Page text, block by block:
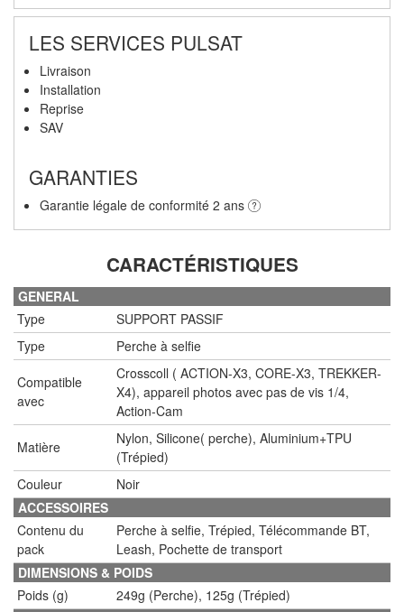
LES SERVICES PULSAT
Livraison
Installation
Reprise
SAV
GARANTIES
Garantie légale de conformité 2 ans
CARACTÉRISTIQUES
GENERAL
Type
SUPPORT PASSIF
Type
Perche à selfie
Compatible
avec
Crosscoll ( ACTION-X3, CORE-X3, TREKKER-
X4), appareil photos avec pas de vis 1/4,
Action-Cam
Matière
Nylon, Silicone( perche), Aluminium+TPU
(Trépied)
Couleur
Noir
ACCESSOIRES
Contenu du
pack
Perche à selfie, Trépied, Télécommande BT,
Leash, Pochette de transport
DIMENSIONS & POIDS
Poids (g)
249g (Perche), 125g (Trépied)